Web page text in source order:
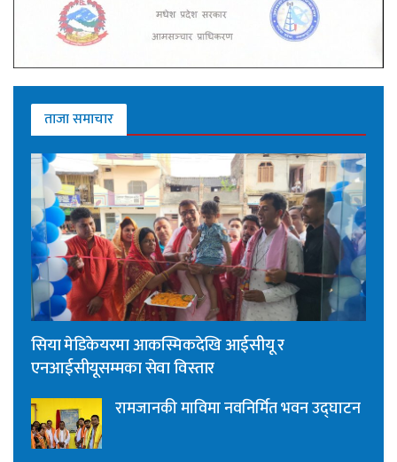
ताजा समाचार
सिया मेडिकेयरमा आकस्मिकदेखि आईसीयू र
एनआईसीयूसम्मका सेवा विस्तार
रामजानकी माविमा नवनिर्मित भवन उद्घाटन